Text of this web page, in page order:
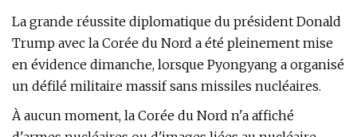
La grande réussite diplomatique du président Donald
Trump avec la Corée du Nord a été pleinement mise
en évidence dimanche, lorsque Pyongyang a organisé
un défilé militaire massif sans missiles nucléaires.
À aucun moment, la Corée du Nord n'a affiché